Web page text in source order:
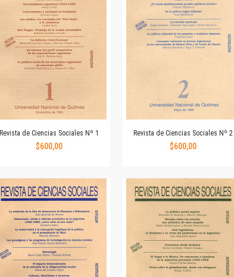
Revista de Ciencias Sociales. Segunda época
Fondo editorial
Biomedicina
Coediciones
Jornadas académicas
Libros de arte
Otros títulos
Intersecciones
Convergencia. Entre memoria y sociedad
Serie Clásica
Serie Contemporánea
Unidad de Publicaciones del Departamento de Ciencia y Tecnología
Colecciones
Universidad Virtual de Quilmes
Colecciones
Revista de Ciencias Sociales Nº 1
$600,00
Revista de Ciencias Sociales Nº 2
$600,00